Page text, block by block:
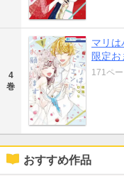
4
巻
マリ
限定お
171ペ
おすすめ作品